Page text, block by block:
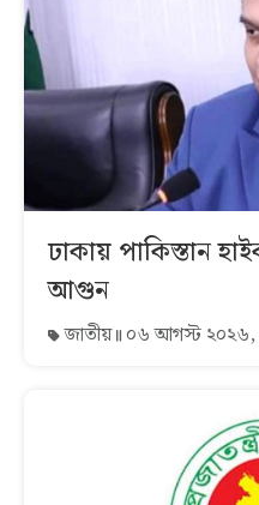
ঢাকায় পাকিস্তান
আগুন
জাতীয় ০৬ আগস্ট ২০২৬,